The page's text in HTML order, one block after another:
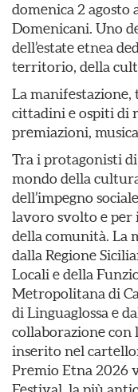
domenica 2 agosto
Domenicani. Uno
dell’estate etnea
territorio, della
La
cittadini e ospiti di
premiazioni,
Tra i protagonisti
mondo della
dell’impegno
lavoro svolto e per
della comunità. La
dalla Regione
Locali e della
Metropolitana di
di Linguaglossa e
collaborazione con
inserito nel
Premio Etna 2026